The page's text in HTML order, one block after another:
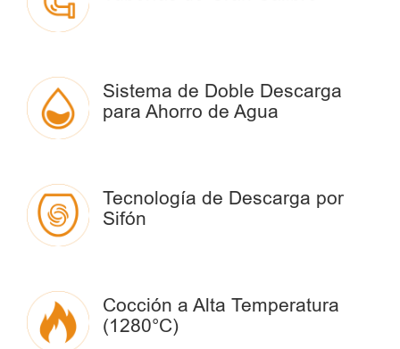
Sistema de Doble Descarga
para Ahorro de Agua
Tecnología de Descarga por
Sifón
Cocción a Alta Temperatura
(1280°C)